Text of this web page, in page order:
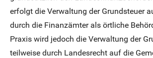
erfolgt die Verwaltung der Grundsteuer
durch die Finanzämter als örtliche
Praxis wird jedoch die Verwaltung der
teilweise durch Landesrecht auf die